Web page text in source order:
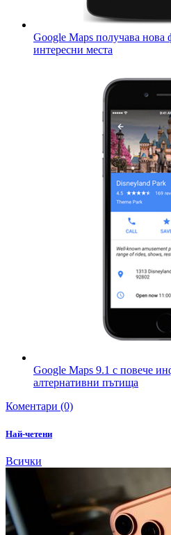
Google Maps получава нова
интересни места
Google Maps 9.1 с повече
алтернативни пътища
Коментари (0)
Най-четени
Всички